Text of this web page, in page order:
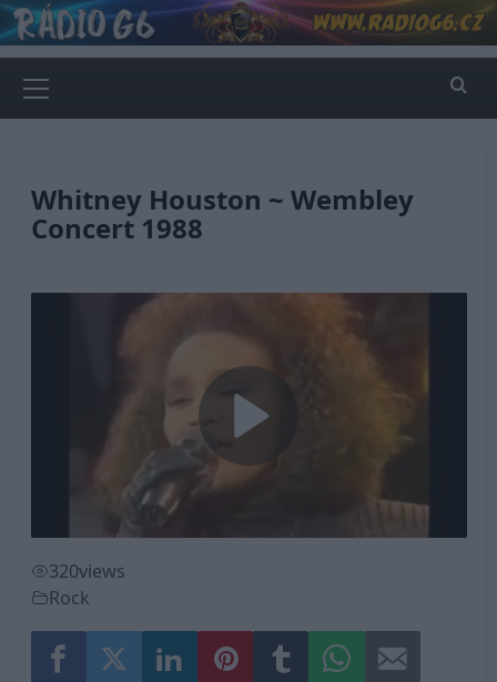
Skip
to
content
Menu
Whitney Houston ~ Wembley
Concert 1988
Play
Video
320views
Rock